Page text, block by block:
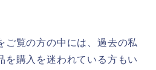
ご覧の方の中には、過去の私
を購入を迷われている方もい